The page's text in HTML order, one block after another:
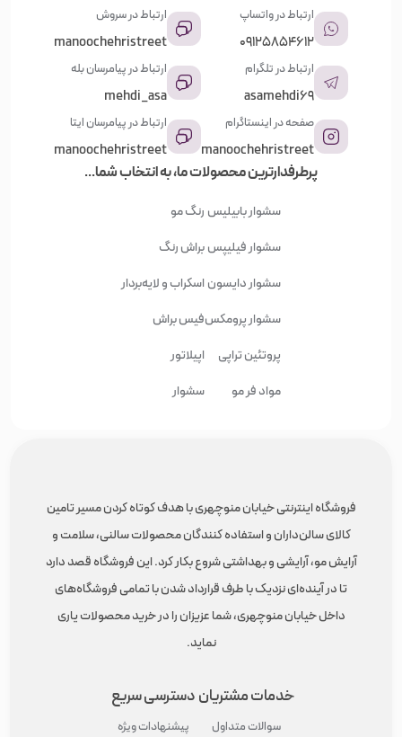
ارتباط در واتساپ
09125854612
ارتباط در تلگرام
asamehdi69
صفحه در اینستاگرام
manoochehristreet
ارتباط در سروش
manoochehristreet
ارتباط در پیامرسان بله
mehdi_asa
ارتباط در پیامرسان ایتا
manoochehristreet
پرطرفدارترین محصولات ما، به انتخاب شما...
سشوار بابیلیس
سشوار فیلیپس
سشوار دایسون
سشوار پرومکس
پروتئین تراپی
مواد فر مو
رنگ مو
براش رنگ
اسکراب و لایه‌بردار
فیس براش
اپیلاتور
سشوار
فروشگاه اینترنتی خیابان منوچهری با هدف کوتاه کردن مسیر تامین
کالای سالن‌داران و استفاده کنندگان محصولات سالنی، سلامت و
آرایش مو، آرایشی و بهداشتی شروع بکار کرد. این فروشگاه قصد دارد
تا در آینده‌ای نزدیک با طرف قرارداد شدن با تمامی فروشگاه‌های
داخل خیابان منوچهری، شما عزیزان را در خرید محصولات یاری
نماید.
خدمات مشتریان
سوالات متداول
دسترسی سریع
پیشنهادات ویژه